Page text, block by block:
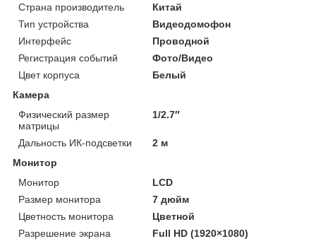
Страна производитель
Китай
Тип устройства
Видеодомофон
Интерфейс
Проводной
Регистрация событий
Фото/Видео
Цвет корпуса
Белый
Камера
Физический размер
матрицы
1/2.7″
Дальность ИК-подсветки
2 м
Монитор
Монитор
LCD
Размер монитора
7 дюйм
Цветность монитора
Цветной
Разрешение экрана
Full HD (1920×1080)